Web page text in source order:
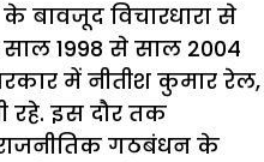
के बावजूद विचारधारा से
साल 1998 से साल 2004
में नीतीश कुमार रेल,
रहे. इस दौर तक
गठबंधन के